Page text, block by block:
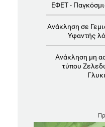
ΕΦΕΤ -
Ανάκληση σε
Υφαντής
Ανάκληση μη
τύπου